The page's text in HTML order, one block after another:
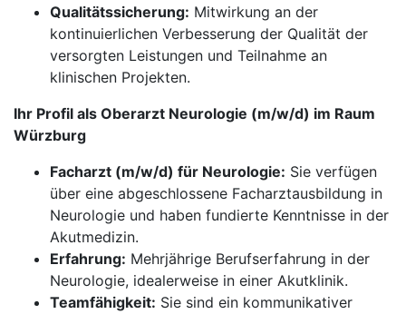
Qualitätssicherung: Mitwirkung an der
kontinuierlichen Verbesserung der Qualität der
versorgten Leistungen und Teilnahme an
klinischen Projekten.
Ihr Profil als Oberarzt Neurologie (m/w/d) im Raum
Würzburg
Facharzt (m/w/d) für Neurologie: Sie verfügen
über eine abgeschlossene Facharztausbildung in
Neurologie und haben fundierte Kenntnisse in der
Akutmedizin.
Erfahrung: Mehrjährige Berufserfahrung in der
Neurologie, idealerweise in einer Akutklinik.
Teamfähigkeit: Sie sind ein kommunikativer